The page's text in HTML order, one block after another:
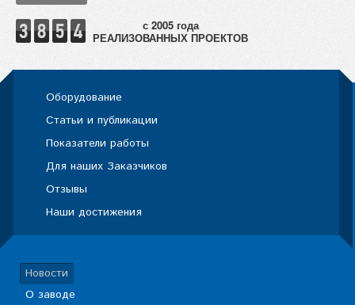
РЕАЛИЗОВАННЫХ ПРОЕКТОВ
Оборудование
Статьи и публикации
Показатели работы
Для наших Заказчиков
Отзывы
Наши достижения
Новости
О заводе